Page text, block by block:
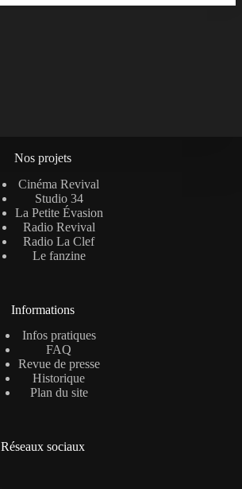
Nos projets
Cinéma Revival
Studio 34
La Petite Évasion
Radio Revival
Radio La Clef
Le fanzine
Informations
Infos pratiques
FAQ
Revue de presse
Historique
Plan du site
Réseaux sociaux